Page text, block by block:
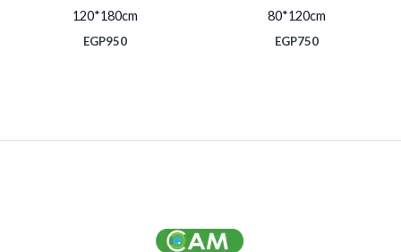
80*120cm
EGP750
120*180cm
EGP950